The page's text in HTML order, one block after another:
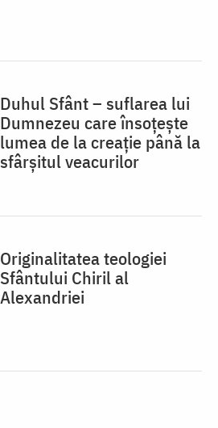
Duhul Sfânt – suflarea lui
Dumnezeu care însoțește
lumea de la creație până la
sfârșitul veacurilor
Originalitatea teologiei
Sfântului Chiril al
Alexandriei